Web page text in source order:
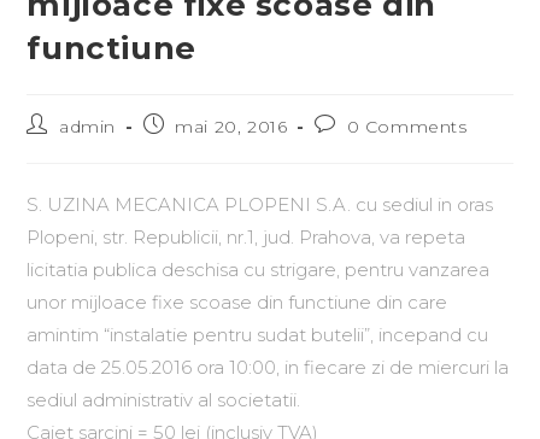
functiune
admin mai 20, 2016 0 Comments
S. UZINA MECANICA PLOPENI S.A. cu sediul in oras
Plopeni, str. Republicii, nr.1, jud. Prahova, va repeta
licitatia publica deschisa cu strigare, pentru vanzarea
unor mijloace fixe scoase din functiune din care
amintim “instalatie pentru sudat butelii”, incepand cu
data de 25.05.2016 ora 10:00, in fiecare zi de miercuri la
sediul administrativ al societatii.
Caiet sarcini = 50 lei (inclusiv TVA)